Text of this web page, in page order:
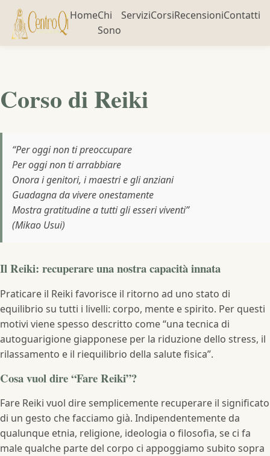
HomeChi
Sono
ServiziCorsiRecensioniContatti
Corso di Reiki
“Per oggi non ti preoccupare
Per oggi non ti arrabbiare
Onora i genitori, i maestri e gli anziani
Guadagna da vivere onestamente
Mostra gratitudine a tutti gli esseri viventi”
(Mikao Usui)
Il Reiki: recuperare una nostra capacità innata
Praticare il Reiki favorisce il ritorno ad uno stato di
equilibrio su tutti i livelli: corpo, mente e spirito. Per questi
motivi viene spesso descritto come “una tecnica di
autoguarigione giapponese per la riduzione dello stress, il
rilassamento e il riequilibrio della salute fisica”.
Cosa vuol dire “Fare Reiki”?
Fare Reiki vuol dire semplicemente recuperare il significato
di un gesto che facciamo già. Indipendentemente da
qualunque etnia, religione, ideologia o filosofia, se ci fa
male qualche parte del corpo ci appoggiamo subito sopra